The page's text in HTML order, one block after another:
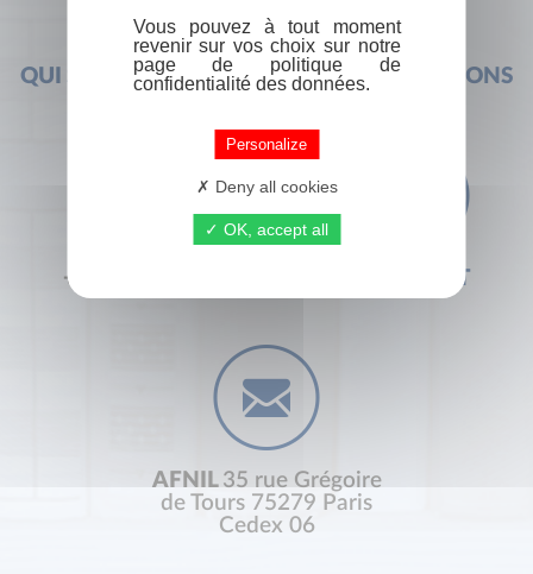
QUI SOMMES-NOUS ? FOIRE AUX QUESTIONS
+33 (0) 1 44 41 29 19 CONTACT
AFNIL 35 rue Grégoire
de Tours 75279 Paris
Cedex 06
Vous pouvez à tout moment
revenir sur vos choix sur notre
page de politique de
confidentialité des données.
Personalize
Deny all cookies
OK, accept all